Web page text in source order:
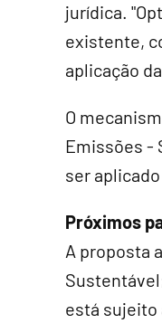
jurídica.
existente,
aplicação
O
Emissões -
ser
Próximos
A proposta
está sujeito